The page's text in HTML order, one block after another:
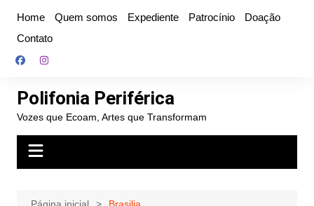
conteúdo
Home Quem somos Expediente Patrocínio
Doação
Contato
Polifonia Periférica
Vozes que Ecoam, Artes que Transformam